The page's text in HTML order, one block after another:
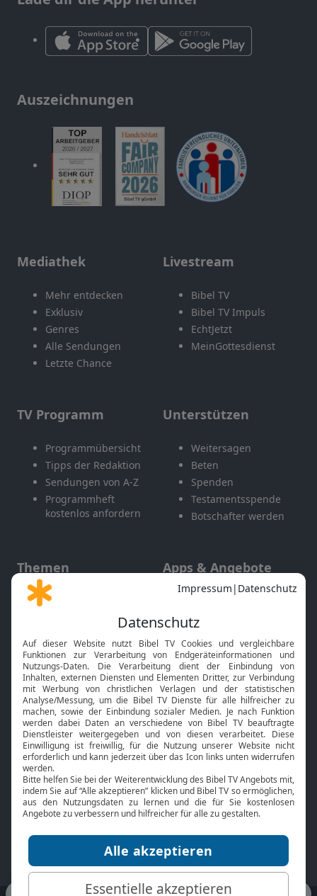
Auszeichnungen
Mediathek
Mehr entdecken
Exklusiv
Genres
Alle Sendungen
Letzte Chance
Livestream
Bibel TV
Bibel TV Impuls
EchtJetzt
MeinGottesdienst
TV Programm
Programmübersicht
Tipps der Redaktion
Sendungen von A-Z
Programmheft
kostenlos anfordern
Unterstützen
Weitersagen
Beten
Spenden
Testamentsspende
Botschafter werden
Themen
Gott und Bibel erklärt
Neuigkeiten
Apps & Angebote
Mobile App
Smart TV
HbbTV
Bibelthek Online-Bibel
Nächster Gottesdienst
Bibel TV
Über uns
Jobs
Mediadaten
Service
Kontakt
TV-Empfang